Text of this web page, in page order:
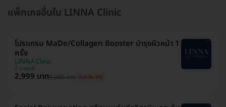
แพ็กเกจอื่นใน LINNA Clinic
โปรแกรม MaDe/Collagen Booster บำรุงผิวหน้า 1
ครั้ง
LINNA Clinic
บางกะปิ
2,999 บาท3,000 บาท ประหยัด 0%